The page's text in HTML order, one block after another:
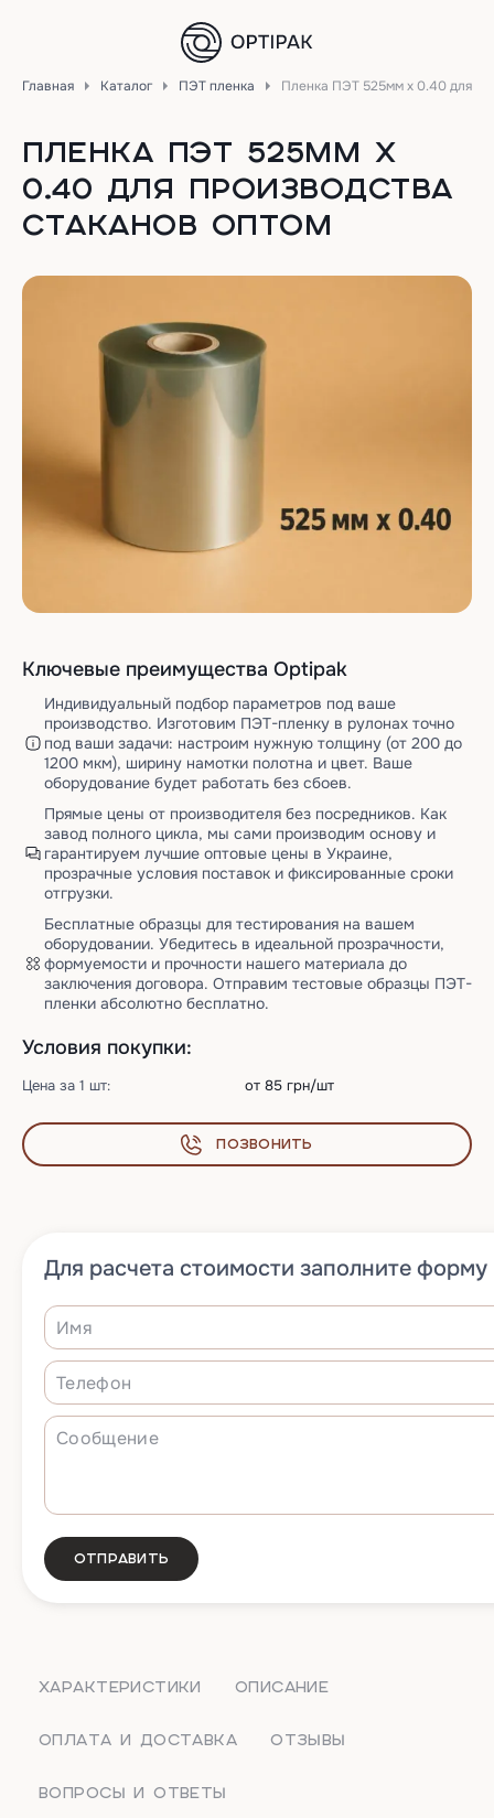
Главная Каталог ПЭТ пленка Пленка ПЭТ 525мм х 0.40 для
ПЛЕНКА ПЭТ 525ММ Х
0.40 ДЛЯ ПРОИЗВОДСТВА
СТАКАНОВ ОПТОМ
Ключевые преимущества Optipak
Индивидуальный подбор параметров под ваше
производство. Изготовим ПЭТ-пленку в рулонах точно
под ваши задачи: настроим нужную толщину (от 200 до
1200 мкм), ширину намотки полотна и цвет. Ваше
оборудование будет работать без сбоев.
Прямые цены от производителя без посредников. Как
завод полного цикла, мы сами производим основу и
гарантируем лучшие оптовые цены в Украине,
прозрачные условия поставок и фиксированные сроки
отгрузки.
Бесплатные образцы для тестирования на вашем
оборудовании. Убедитесь в идеальной прозрачности,
формуемости и прочности нашего материала до
заключения договора. Отправим тестовые образцы ПЭТ-
пленки абсолютно бесплатно.
Условия покупки:
Цена за 1 шт: от 85 грн/шт
Позвонить
ХАРАКТЕРИСТИКИ ОПИСАНИЕ
ОПЛАТА И ДОСТАВКА ОТЗЫВЫ
ВОПРОСЫ И ОТВЕТЫ
Для расчета стоимости заполните
Отправить